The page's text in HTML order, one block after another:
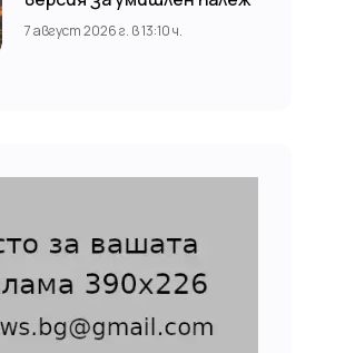
7 август 2026 г. в 13:10 ч.